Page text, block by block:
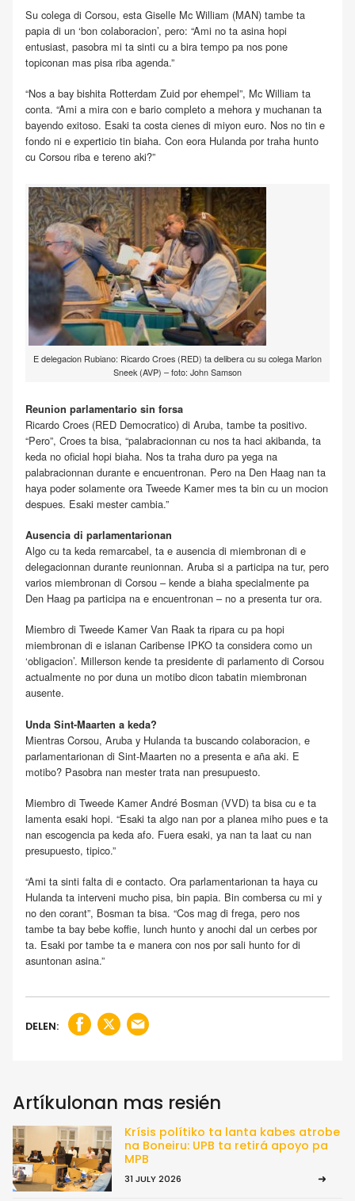
Su colega di Corsou, esta Giselle Mc William (MAN) tambe ta
papia di un ‘bon colaboracion’, pero: “Ami no ta asina hopi
entusiast, pasobra mi ta sinti cu a bira tempo pa nos pone
topiconan mas pisa riba agenda.”
“Nos a bay bishita Rotterdam Zuid por ehempel”, Mc William ta
conta. “Ami a mira con e bario completo a mehora y muchanan ta
bayendo exitoso. Esaki ta costa cienes di miyon euro. Nos no tin e
fondo ni e experticio tin biaha. Con eora Hulanda por traha hunto
cu Corsou riba e tereno aki?”
E delegacion Rubiano: Ricardo Croes (RED) ta delibera cu su colega Marlon
Sneek (AVP) – foto: John Samson
Reunion parlamentario sin forsa
Ricardo Croes (RED Democratico) di Aruba, tambe ta positivo.
“Pero”, Croes ta bisa, “palabracionnan cu nos ta haci akibanda, ta
keda no oficial hopi biaha. Nos ta traha duro pa yega na
palabracionnan durante e encuentronan. Pero na Den Haag nan ta
haya poder solamente ora Tweede Kamer mes ta bin cu un mocion
despues. Esaki mester cambia.”
Ausencia di parlamentarionan
Algo cu ta keda remarcabel, ta e ausencia di miembronan di e
delegacionnan durante reunionnan. Aruba si a participa na tur, pero
varios miembronan di Corsou – kende a biaha specialmente pa
Den Haag pa participa na e encuentronan – no a presenta tur ora.
Miembro di Tweede Kamer Van Raak ta ripara cu pa hopi
miembronan di e islanan Caribense IPKO ta considera como un
‘obligacion’. Millerson kende ta presidente di parlamento di Corsou
actualmente no por duna un motibo dicon tabatin miembronan
ausente.
Unda Sint-Maarten a keda?
Mientras Corsou, Aruba y Hulanda ta buscando colaboracion, e
parlamentarionan di Sint-Maarten no a presenta e aña aki. E
motibo? Pasobra nan mester trata nan presupuesto.
Miembro di Tweede Kamer André Bosman (VVD) ta bisa cu e ta
lamenta esaki hopi. “Esaki ta algo nan por a planea miho pues e ta
nan escogencia pa keda afo. Fuera esaki, ya nan ta laat cu nan
presupuesto, tipico.”
“Ami ta sinti falta di e contacto. Ora parlamentarionan ta haya cu
Hulanda ta interveni mucho pisa, bin papia. Bin combersa cu mi y
no den corant”, Bosman ta bisa. “Cos mag di frega, pero nos
tambe ta bay bebe koffie, lunch hunto y anochi dal un cerbes por
ta. Esaki por tambe ta e manera con nos por sali hunto for di
asuntonan asina.”
DELEN:
Artíkulonan mas resién
Krísis polítiko ta lanta kabes atrobe
na Boneiru: UPB ta retirá apoyo pa
MPB
31 JULY 2026